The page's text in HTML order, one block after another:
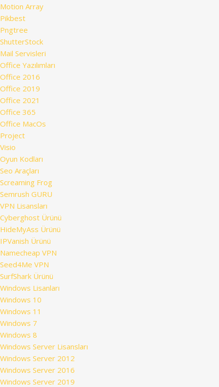
Motion Array
Pikbest
Pngtree
ShutterStock
Mail Servisleri
Office Yazılımları
Office 2016
Office 2019
Office 2021
Office 365
Office MacOs
Project
Visio
Oyun Kodları
Seo Araçları
Screaming Frog
Semrush GURU
VPN Lisansları
Cyberghost Ürünü
HideMyAss Ürünü
IPVanish Ürünü
Namecheap VPN
Seed4Me VPN
SurfShark Ürünü
Windows Lisanları
Windows 10
Windows 11
Windows 7
Windows 8
Windows Server Lisansları
Windows Server 2012
Windows Server 2016
Windows Server 2019